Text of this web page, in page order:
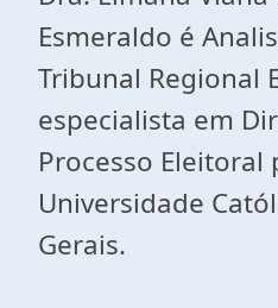
Esmeraldo é
Tribunal Regional
especialista em
Processo Eleitoral
Universidade
Gerais.